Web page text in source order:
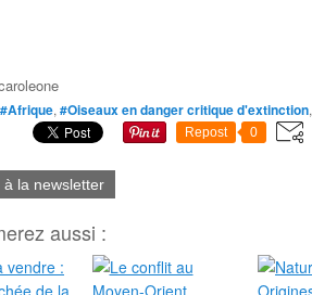
#Afrique, #Oiseaux en danger critique d'extinction,
Repost 0
à la newsletter
aussi :